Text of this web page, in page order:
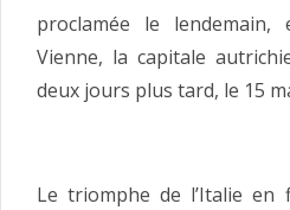
proclamée le
Vienne, la capitale
deux jours plus tard, le 15
Le triomphe de l’Italie en